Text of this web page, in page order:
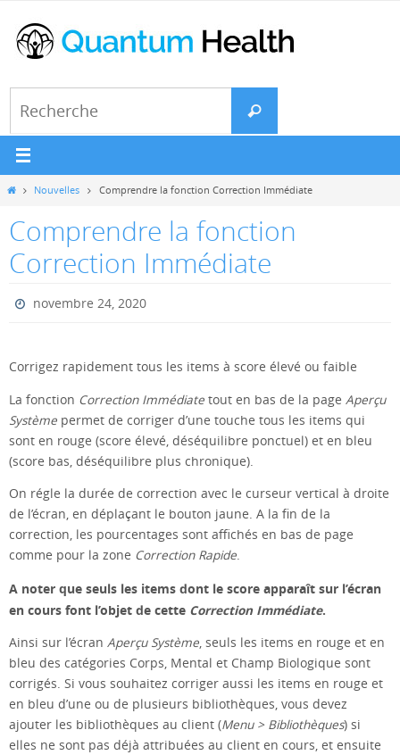
vers
Recherche
HomeNouvelles Comprendre la fonction Correction Immédiate
Comprendre la fonction
Correction Immédiate
novembre 24, 2020
Corrigez rapidement tous les items à score élevé ou faible
La fonction Correction Immédiate tout en bas de la page Aperçu
Système permet de corriger d’une touche tous les items qui
sont en rouge (score élevé, déséquilibre ponctuel) et en bleu
(score bas, déséquilibre plus chronique).
On régle la durée de correction avec le curseur vertical à droite
de l’écran, en déplaçant le bouton jaune. A la fin de la
correction, les pourcentages sont affichés en bas de page
comme pour la zone Correction Rapide.
A noter que seuls les items dont le score apparaît sur l’écran
en cours font l’objet de cette Correction Immédiate.
Ainsi sur l’écran Aperçu Système, seuls les items en rouge et en
bleu des catégories Corps, Mental et Champ Biologique sont
corrigés. Si vous souhaitez corriger aussi les items en rouge et
en bleu d’une ou de plusieurs bibliothèques, vous devez
ajouter les bibliothèques au client (Menu > Bibliothèques) si
elles ne sont pas déjà attribuées au client en cours, et ensuite